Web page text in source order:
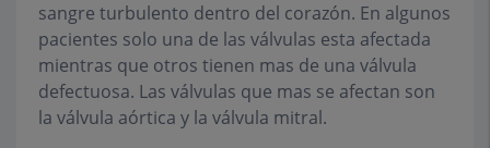
sangre turbulento dentro del corazón. En algunos
pacientes solo una de las válvulas esta afectada
mientras que otros tienen mas de una válvula
defectuosa. Las válvulas que mas se afectan son
la válvula aórtica y la válvula mitral.